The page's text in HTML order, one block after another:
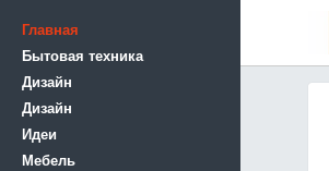
Главная
Бытовая техника
Дизайн
Дизайн
Идеи
Мебель